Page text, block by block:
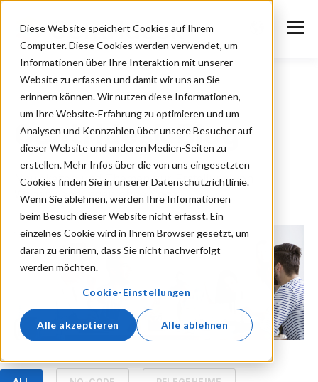
Diese Website speichert Cookies auf Ihrem
Computer. Diese Cookies werden verwendet, um
Informationen über Ihre Interaktion mit unserer
Website zu erfassen und damit wir uns an Sie
erinnern können. Wir nutzen diese Informationen,
um Ihre Website-Erfahrung zu optimieren und um
Analysen und Kennzahlen über unsere Besucher auf
dieser Website und anderen Medien-Seiten zu
erstellen. Mehr Infos über die von uns eingesetzten
Cookies finden Sie in unserer Datenschutzrichtlinie.
Wenn Sie ablehnen, werden Ihre Informationen
beim Besuch dieser Website nicht erfasst. Ein
einzelnes Cookie wird in Ihrem Browser gesetzt, um
daran zu erinnern, dass Sie nicht nachverfolgt
werden möchten.
Cookie-Einstellungen
Alle akzeptieren Alle ablehnen
Centrldesk Blog
Neuigkeiten und Themen zur Erstellung von
Webanwendungen ohne Code.